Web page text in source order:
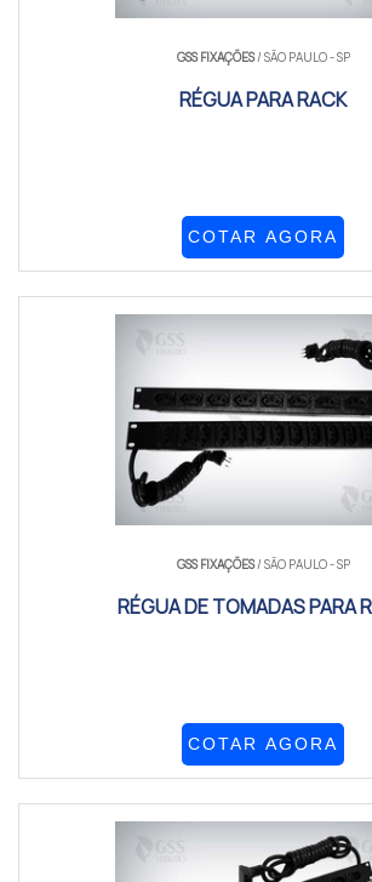
GSS FIXAÇÕES/ SÃO PAULO - SP
RÉGUA PARA RACK
COTAR AGORA
GSS FIXAÇÕES/ SÃO PAULO - SP
RÉGUA DE TOMADAS PARA
COTAR AGORA